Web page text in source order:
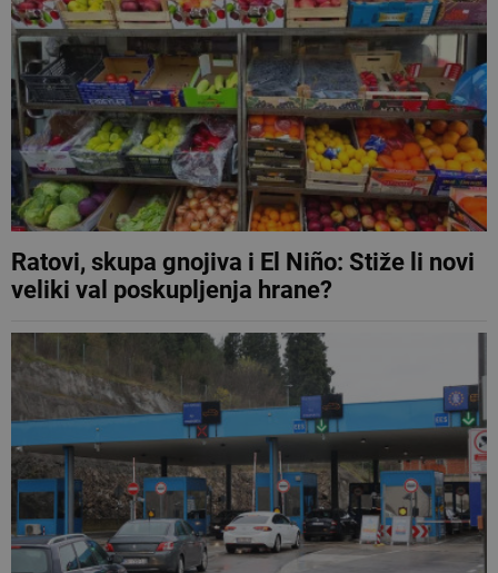
Ratovi, skupa gnojiva i El Niño: Stiže li novi
veliki val poskupljenja hrane?